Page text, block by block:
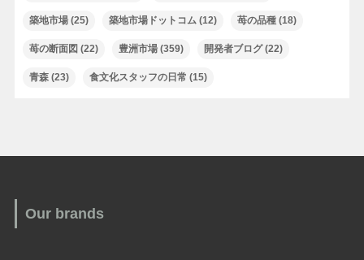
築地市場(25) 築地市場ドットコム(12) 苺の品種(18)
苺の断面図 (22) 豊洲市場(359) 開発者ブログ(22)
青森(23) 食文化スタッフの日常 (15)
Our brands